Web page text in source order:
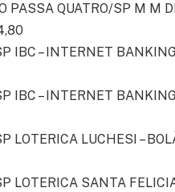
PASSA QUATRO/SP M M
IBC – INTERNET
IBC – INTERNET
LOTERICA LUCHESI –
LOTERICA SANTA